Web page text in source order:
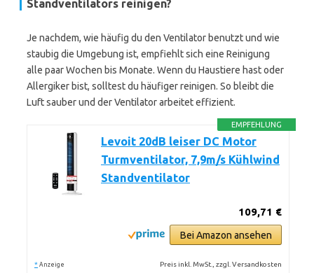
Standventilators reinigen?
Je nachdem, wie häufig du den Ventilator benutzt und wie
staubig die Umgebung ist, empfiehlt sich eine Reinigung
alle paar Wochen bis Monate. Wenn du Haustiere hast oder
Allergiker bist, solltest du häufiger reinigen. So bleibt die
Luft sauber und der Ventilator arbeitet effizient.
EMPFEHLUNG
Levoit 20dB leiser DC Motor
Turmventilator, 7,9m/s Kühlwind
Standventilator
109,71 €
Bei Amazon ansehen
* Anzeige Preis inkl. MwSt., zzgl. Versandkosten